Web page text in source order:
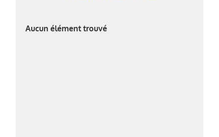
Aucun élément trouvé